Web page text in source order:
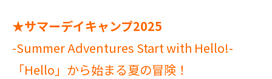
★サマーデイキャンプ2025
-Summer Adventures Start with Hello!-
「Hello」から始まる夏の冒険！